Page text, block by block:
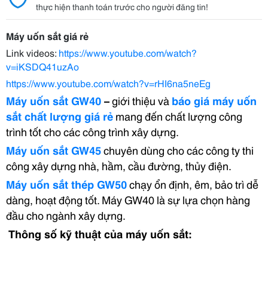
thực hiện thanh toán trước cho người đăng tin!
Máy uốn sắt giá rẻ
Link videos: https://www.youtube.com/watch?
v=iKSDQ41uzAo
https://www.youtube.com/watch?v=rHI6na5neEg
Máy uốn sắt GW40–giới thiệu và báo giá máy uốn
sắt chất lượng giá rẻmang đến chất lượng công
trình tốt cho các công trình xây dựng.
Máy uốn sắt GW45chuyên dùng cho các công ty thi
công xây dựng nhà, hầm, cầu đường, thủy điện.
Máy uốn sắt thép GW50chạy ổn định, êm, bảo trì dễ
dàng, hoạt động tốt. Máy GW40 là sự lựa chọn hàng
đầu cho ngành xây dựng.
Thông số kỹ thuật của máy uốn sắt: